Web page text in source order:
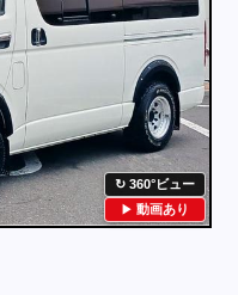
360°ビュー
動画あり